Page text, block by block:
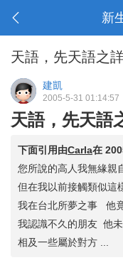
新
天語，先天語之
建凱
2005-5-31 01:14:57
天語，先天語
下面引用由Carla在
您所說的高人我無緣親
但在我以前接觸類似這
我在台北所夢之事 他
我認識不久的朋友 他
相及一些屬於對方 ...